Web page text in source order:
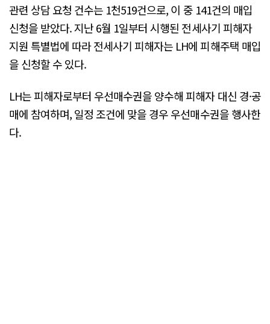
관련 상담 요청 건수는 1천519건으로, 이 중 141건의 매입
신청을 받았다. 지난 6월 1일부터 시행된 전세사기 피해자
지원 특별법에 따라 전세사기 피해자는 LH에 피해주택 매입
을 신청할 수 있다.
LH는 피해자로부터 우선매수권을 양수해 피해자 대신 경·공
매에 참여하며, 일정 조건에 맞을 경우 우선매수권을 행사한
다.